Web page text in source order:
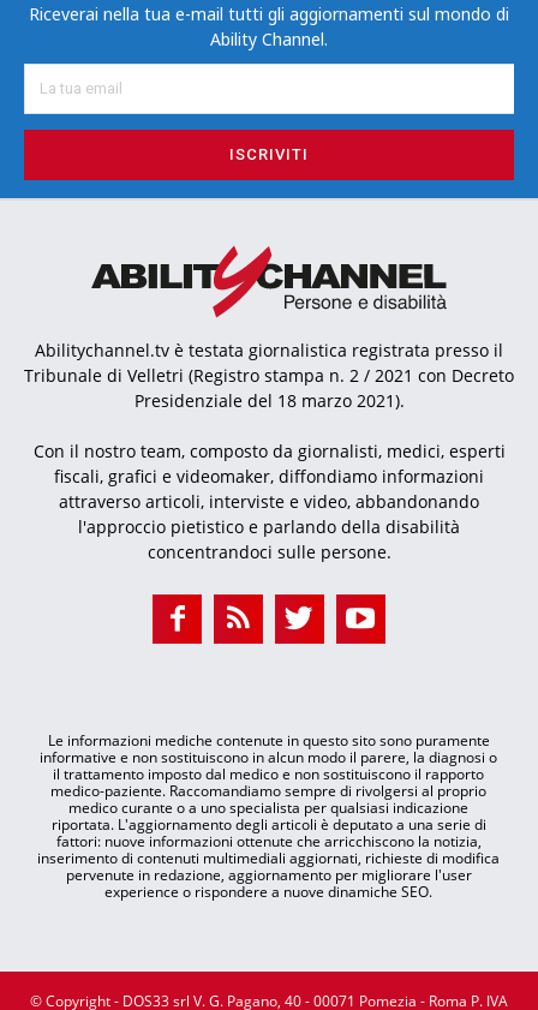
Riceverai nella tua e-mail tutti gli aggiornamenti sul mondo di
Ability Channel.
ISCRIVITI
Abilitychannel.tv è testata giornalistica registrata presso il
Tribunale di Velletri (Registro stampa n. 2 / 2021 con Decreto
Presidenziale del 18 marzo 2021).
Con il nostro team, composto da giornalisti, medici, esperti
fiscali, grafici e videomaker, diffondiamo informazioni
attraverso articoli, interviste e video, abbandonando
l'approccio pietistico e parlando della disabilità
concentrandoci sulle persone.
Le informazioni mediche contenute in questo sito sono puramente
informative e non sostituiscono in alcun modo il parere, la diagnosi o
il trattamento imposto dal medico e non sostituiscono il rapporto
medico-paziente. Raccomandiamo sempre di rivolgersi al proprio
medico curante o a uno specialista per qualsiasi indicazione
riportata. L'aggiornamento degli articoli è deputato a una serie di
fattori: nuove informazioni ottenute che arricchiscono la notizia,
inserimento di contenuti multimediali aggiornati, richieste di modifica
pervenute in redazione, aggiornamento per migliorare l'user
experience o rispondere a nuove dinamiche SEO.
© Copyright - DOS33 srl V. G. Pagano, 40 - 00071 Pomezia - Roma P. IVA